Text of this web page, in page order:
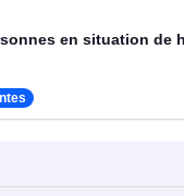
en situation de